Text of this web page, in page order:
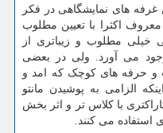
های نمایشگاهی در فکر
اکثرا با تعیین مطلوب
خیلی مطلوب و زیباتری از
می آورد. ولی در بعضی
و حرفه های کوچک که امد و
الزامی به پوشیدن مانتو
با کلاس تر و اثر بخش
استفاده می کنند.